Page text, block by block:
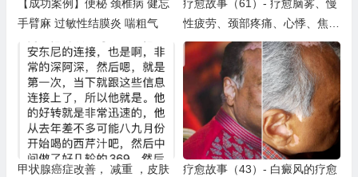
【成功案例】便秘 颈椎病 健忘
手臂麻 过敏性结膜炎 喘粗气
疗愈故事（61）- 疗愈脑雾、慢
性疲劳、颈部疼痛、心悸、焦虑
Healing Stories (61) – Neck Pa
in
甲状腺癌症改善， 减重 ，皮肤
疗愈故事（43）- 白癜风的疗愈